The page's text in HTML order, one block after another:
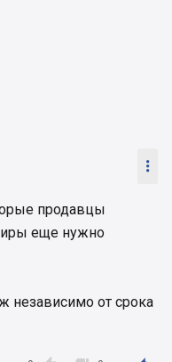

продавцы
еще нужно
независимо от срока